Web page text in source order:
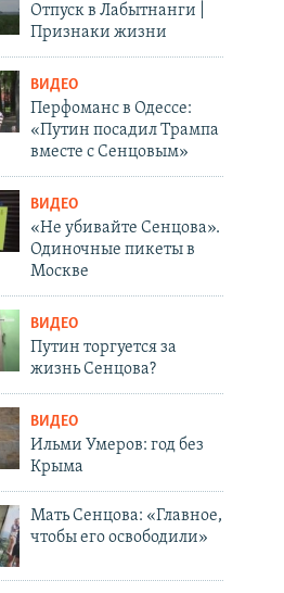
Отпуск в Лабытнанги |
Признаки жизни
ВИДЕО
Перфоманс в Одессе:
«Путин посадил Трампа
вместе с Сенцовым»
ВИДЕО
«Не убивайте Сенцова».
Одиночные пикеты в
Москве
ВИДЕО
Путин торгуется за
жизнь Сенцова?
ВИДЕО
Ильми Умеров: год без
Крыма
Мать Сенцова: «Главное,
чтобы его освободили»